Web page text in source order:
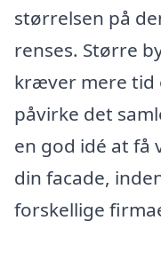
størrelsen på
renses. Større
kræver mere tid
påvirke det
en god idé at få
din facade,
forskellige